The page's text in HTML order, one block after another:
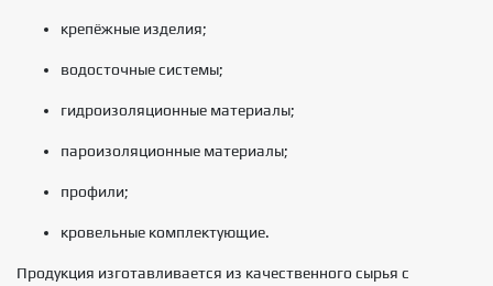
крепёжные изделия;
водосточные системы;
гидроизоляционные материалы;
пароизоляционные материалы;
профили;
кровельные комплектующие.
Продукция изготавливается из качественного сырья с